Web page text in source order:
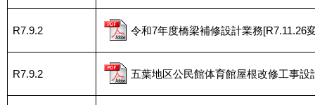
R7.9.2 令和7年度橋梁補修設計業務[R7.11.26
R7.9.2 五葉地区公民館体育館屋根改修工事設